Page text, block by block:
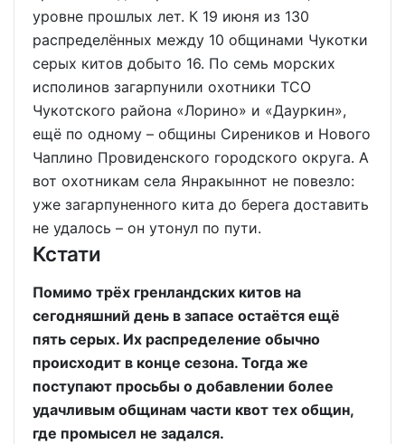
уровне прошлых лет. К 19 июня из 130
распределённых между 10 общинами Чукотки
серых китов добыто 16. По семь морских
исполинов загарпунили охотники ТСО
Чукотского района «Лорино» и «Дауркин»,
ещё по одному – общины Сиреников и Нового
Чаплино Провиденского городского округа. А
вот охотникам села Янракыннот не повезло:
уже загарпуненного кита до берега доставить
не удалось – он утонул по пути.
Кстати
Помимо трёх гренландских китов на
сегодняшний день в запасе остаётся ещё
пять серых. Их распределение обычно
происходит в конце сезона. Тогда же
поступают просьбы о добавлении более
удачливым общинам части квот тех общин,
где промысел не задался.